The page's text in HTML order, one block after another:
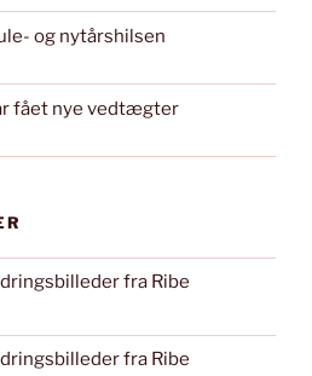
og nytårshilsen
fået nye vedtægter
fra Ribe
fra Ribe